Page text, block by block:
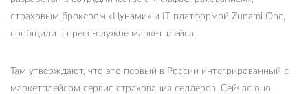
страховым брокером «Цунами» и IT-платформой Zunami One,
сообщили в пресс-службе маркетплейса.
Там утверждают, что это первый в России интегрированный с
маркетплейсом сервис страхования селлеров. Сейчас оно